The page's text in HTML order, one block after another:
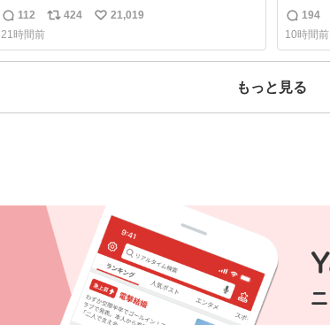
こと書き出してたらペン止まらなくなってす
ごい勢いで埋まってワロタ
返
信
数
112
リ
ス
424
い
ね
21,019
21時間前
返
信
数
194
10時間前
もっと見る